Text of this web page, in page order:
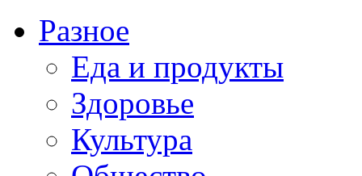
Разное
Еда и продукты
Здоровье
Культура